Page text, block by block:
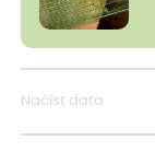
Načíst data